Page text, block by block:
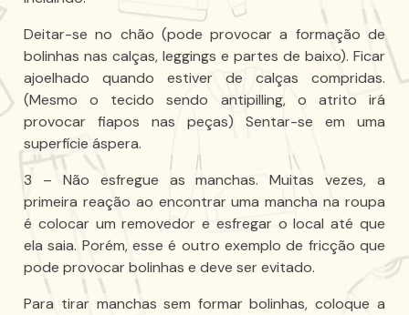
Deitar-se no chão (pode provocar a formação de
bolinhas nas calças, leggings e partes de baixo). Ficar
ajoelhado quando estiver de calças compridas.
(Mesmo o tecido sendo antipilling, o atrito irá
provocar fiapos nas peças) Sentar-se em uma
superfície áspera.
3 – Não esfregue as manchas. Muitas vezes, a
primeira reação ao encontrar uma mancha na roupa
é colocar um removedor e esfregar o local até que
ela saia. Porém, esse é outro exemplo de fricção que
pode provocar bolinhas e deve ser evitado.
Para tirar manchas sem formar bolinhas, coloque a